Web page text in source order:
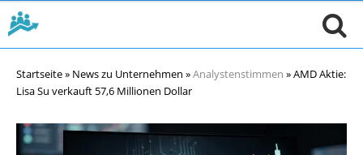
Startseite» News zu Unternehmen »Analystenstimmen »AMD Aktie:
Lisa Su verkauft 57,6 Millionen Dollar